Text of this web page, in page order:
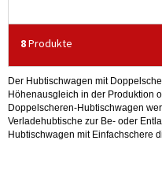
8Produkte
Der Hubtischwagen mit
Höhenausgleich in der Produktion
Doppelscheren-Hubtischwagen
Verladehubtische zur Be- oder
Hubtischwagen mit Einfachschere